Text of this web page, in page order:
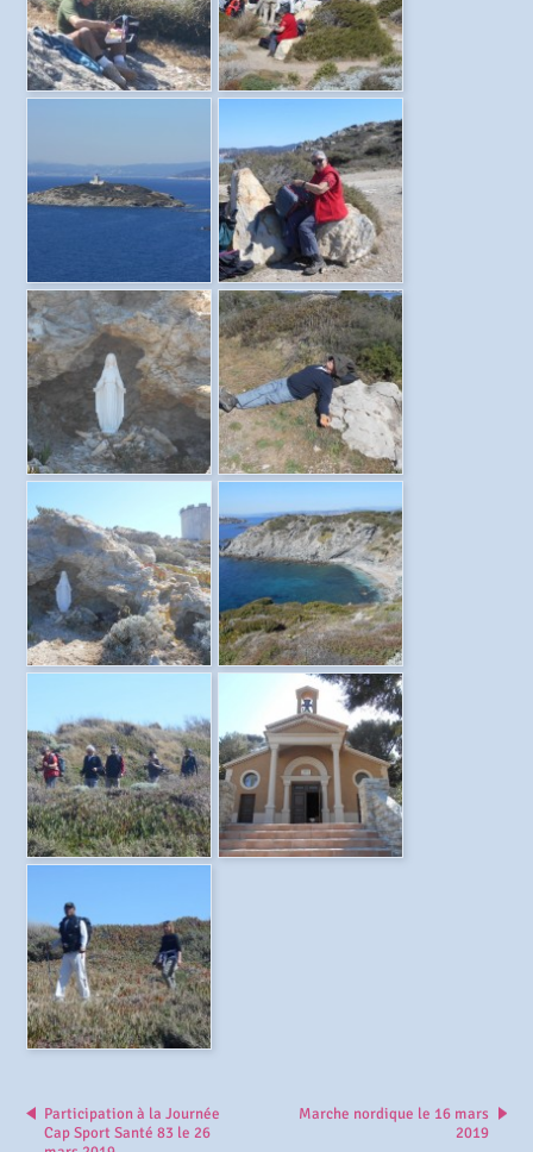
Participation à la Journée
Cap Sport Santé 83 le 26
Marche nordique le 16 mars
2019